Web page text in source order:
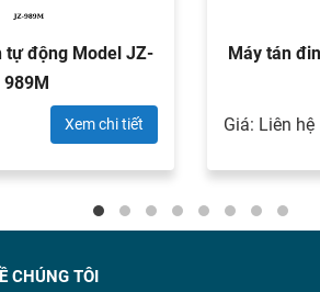
tự động Model JZ-
989M
Xem chi tiết
Máy tán
Giá: Liên hệ
CHÚNG TÔI